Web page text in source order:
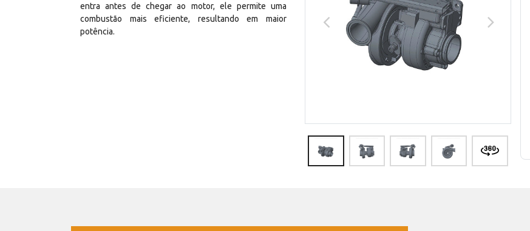
entra antes de chegar ao motor, ele permite uma
combustão mais eficiente, resultando em maior
potência.